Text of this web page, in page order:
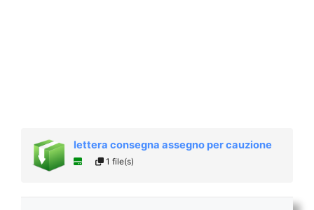
lettera consegna assegno per cauzione
1 file(s)